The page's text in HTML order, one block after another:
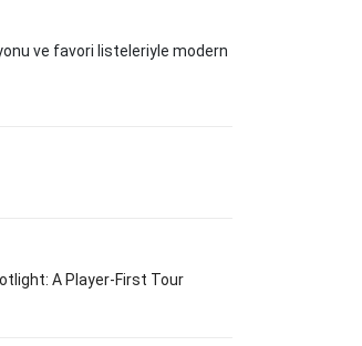
ve favori listeleriyle modern
A Player-First Tour